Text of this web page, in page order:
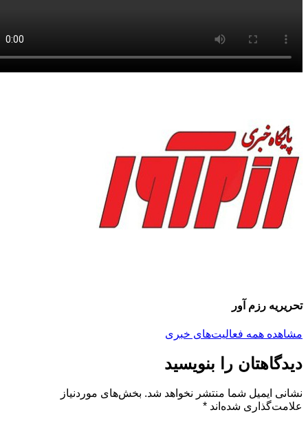
رزم آور
همه فعالیت‌های خبری
را بنویسید
ایمیل شما منتشر نخواهد شد. بخش‌های موردنیاز
شده‌اند*